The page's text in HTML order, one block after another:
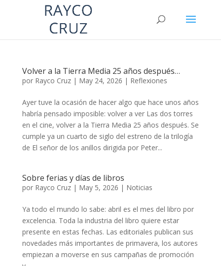
Volver a la Tierra Media 25 años después…
por Rayco Cruz| May 24, 2026 | Reflexiones
Ayer tuve la ocasión de hacer algo que hace unos años
habría pensado imposible: volver a ver Las dos torres
en el cine, volver a la Tierra Media 25 años después. Se
cumple ya un cuarto de siglo del estreno de la trilogía
de El señor de los anillos dirigida por Peter...
Sobre ferias y días de libros
por Rayco Cruz| May 5, 2026 | Noticias
Ya todo el mundo lo sabe: abril es el mes del libro por
excelencia. Toda la industria del libro quiere estar
presente en estas fechas. Las editoriales publican sus
novedades más importantes de primavera, los autores
empiezan a moverse en sus campañas de promoción